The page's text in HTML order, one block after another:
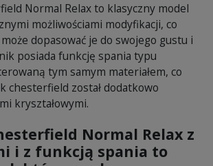
Normal Relax to klasyczny model
możliwościami modyfikacji, co
dopasować je do swojego gustu i
posiada funkcję spania typu
tym samym materiałem, co
chesterfield został dodatkowo
kryształowymi.
Normal Relax z
i z funkcją spania to